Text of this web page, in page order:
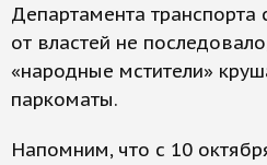
Департамента транспорта
от властей не
«народные мстители»
паркоматы.
Напомним, что с 10